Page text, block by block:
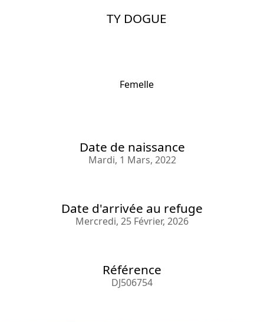
TY DOGUE
Femelle
Date de naissance
Mardi, 1 Mars, 2022
Date d'arrivée au refuge
Mercredi, 25 Février, 2026
Référence
DJ506754